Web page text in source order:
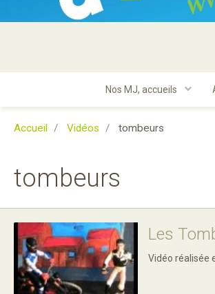
Nos MJ, accueils
Accueil Vidéos tombeurs
tombeurs
Les
Vidéo réalisée